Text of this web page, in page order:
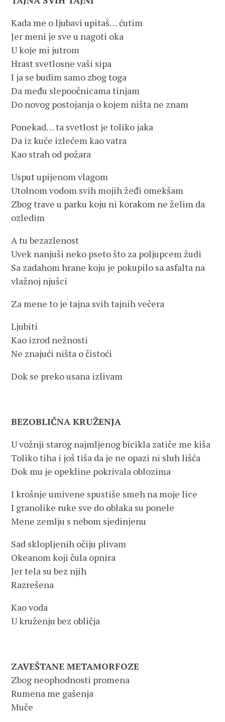
Kada me o ljubavi upitaš… ćutim
Jer meni je sve u nagoti oka
U koje mi jutrom
Hrast svetlosne vaši sipa
I ja se budim samo zbog toga
Da među slepoočnicama tinjam
Do novog postojanja o kojem ništa ne znam
Ponekad… ta svetlost je toliko jaka
Da iz kuće izlećem kao vatra
Kao strah od požara
Usput upijenom vlagom
Utolnom vodom svih mojih žeđi omekšam
Zbog trave u parku koju ni korakom ne želim da
ozledim
A tu bezazlenost
Uvek nanjuši neko pseto što za poljupcem žudi
Sa zadahom hrane koju je pokupilo sa asfalta na
vlažnoj njušci
Za mene to je tajna svih tajnih večera
Ljubiti
Kao izrod nežnosti
Ne znajući ništa o čistoći
Dok se preko usana izlivam
BEZOBLIČNA KRUŽENJA
U vožnji starog najmljenog bicikla zatiče me kiša
Toliko tiha i još tiša da je ne opazi ni sluh lišća
Dok mu je opekline pokrivala oblozima
I krošnje umivene spustiše smeh na moje lice
I granolike ruke sve do oblaka su ponele
Mene zemlju s nebom sjedinjenu
Sad sklopljenih očiju plivam
Okeanom koji čula opnira
Jer tela su bez njih
Razrešena
Kao voda
U kruženju bez obličja
ZAVEŠTANE METAMORFOZE
Zbog neophodnosti promena
Rumena me gašenja
Muče